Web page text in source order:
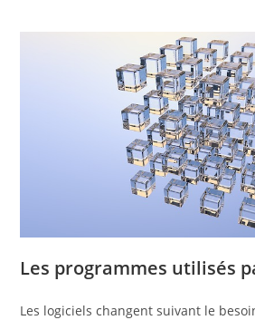
Les programmes utilisés
Les logiciels changent suivant le